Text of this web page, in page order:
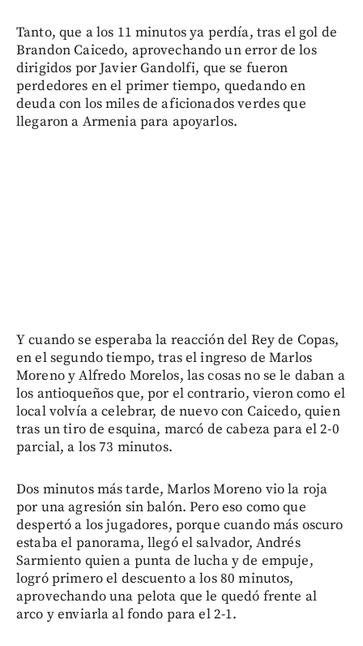
Tanto, que a los 11 minutos ya perdía, tras el gol de
Brandon Caicedo, aprovechando un error de los
dirigidos por Javier Gandolfi, que se fueron
perdedores en el primer tiempo, quedando en
deuda con los miles de aficionados verdes que
llegaron a Armenia para apoyarlos.
Y cuando se esperaba la reacción del Rey de Copas,
en el segundo tiempo, tras el ingreso de Marlos
Moreno y Alfredo Morelos, las cosas no se le daban a
los antioqueños que, por el contrario, vieron como el
local volvía a celebrar, de nuevo con Caicedo, quien
tras un tiro de esquina, marcó de cabeza para el 2-0
parcial, a los 73 minutos.
Dos minutos más tarde, Marlos Moreno vio la roja
por una agresión sin balón. Pero eso como que
despertó a los jugadores, porque cuando más oscuro
estaba el panorama, llegó el salvador, Andrés
Sarmiento quien a punta de lucha y de empuje,
logró primero el descuento a los 80 minutos,
aprovechando una pelota que le quedó frente al
arco y enviarla al fondo para el 2-1.